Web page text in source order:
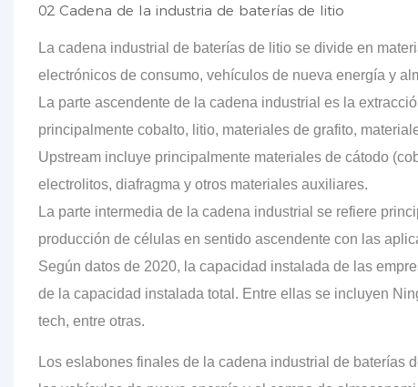
02 Cadena de la industria de baterías de litio
La cadena industrial de baterías de litio se divide en
electrónicos de consumo, vehículos de nueva energía y
La parte ascendente de la cadena industrial es la
principalmente cobalto, litio, materiales de grafito,
Upstream incluye principalmente materiales de cátodo
electrolitos, diafragma y otros materiales auxiliares.
La parte intermedia de la cadena industrial se refiere
producción de células en sentido ascendente con las
Según datos de 2020, la capacidad instalada de las
de la capacidad instalada total. Entre ellas se incluyen
tech, entre otras.
Los eslabones finales de la cadena industrial de baterías